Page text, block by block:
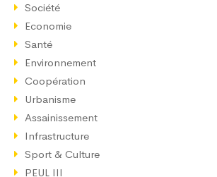
Société
Economie
Santé
Environnement
Coopération
Urbanisme
Assainissement
Infrastructure
Sport & Culture
PEUL III